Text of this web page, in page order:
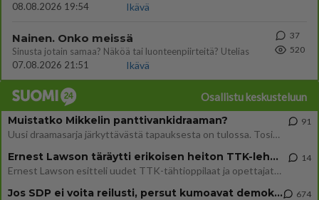
08.08.2026 19:54
Ikävä
Nainen. Onko meissä
Sinusta jotain samaa? Näköä tai luonteenpiirteitä? Utelias
07.08.2026 21:51
Ikävä
37
520
Osallistu keskusteluun
Muistatko Mikkelin panttivankidraaman?
Uusi draamasarja järkyttävästä tapauksesta on tulossa. Tositapahtumiin perustuva sarja ammentaa vuoden 1986 Mikkelin pan
91
Ernest Lawson täräytti erikoisen heiton TTK-lehdistötilaisuudessa: " Onko tässä tarkoituksena...?"
Ernest Lawson esitteli uudet TTK-tähtioppilaat ja opettajat torstaina 6.8. lehdistölle. Tulevalla kaudella on yksi hausk
14
Jos SDP ei voita reilusti, persut kumoavat demokratian Suomesta 674